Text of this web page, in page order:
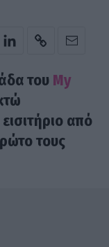
του My
από
τους